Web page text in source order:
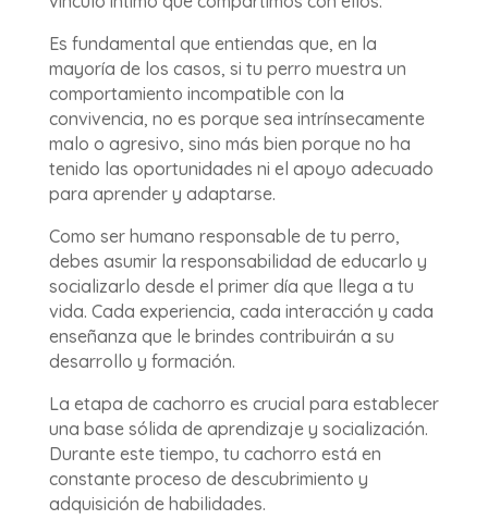
Es fundamental que entiendas que, en la
mayoría de los casos, si tu perro muestra un
comportamiento incompatible con la
convivencia, no es porque sea intrínsecamente
malo o agresivo, sino más bien porque no ha
tenido las oportunidades ni el apoyo adecuado
para aprender y adaptarse.
Como ser humano responsable de tu perro,
debes asumir la responsabilidad de educarlo y
socializarlo desde el primer día que llega a tu
vida. Cada experiencia, cada interacción y cada
enseñanza que le brindes contribuirán a su
desarrollo y formación.
La etapa de cachorro es crucial para establecer
una base sólida de aprendizaje y socialización.
Durante este tiempo, tu cachorro está en
constante proceso de descubrimiento y
adquisición de habilidades.